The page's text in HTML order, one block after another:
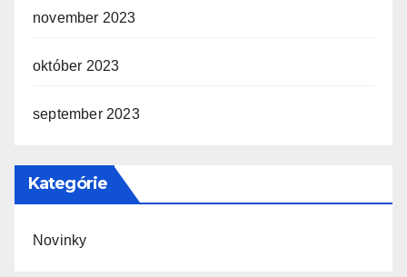
november 2023
október 2023
september 2023
Kategórie
Novinky